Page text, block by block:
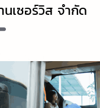
เซอร์วิส จำกัด